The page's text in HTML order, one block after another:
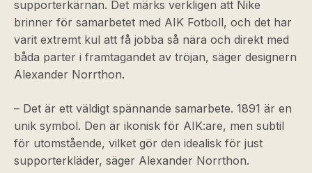
supporterkärnan. Det märks verkligen att Nike
brinner för samarbetet med AIK Fotboll, och det har
varit extremt kul att få jobba så nära och direkt med
båda parter i framtagandet av tröjan, säger designern
Alexander Norrthon.
– Det är ett väldigt spännande samarbete. 1891 är en
unik symbol. Den är ikonisk för AIK:are, men subtil
för utomstående, vilket gör den idealisk för just
supporterkläder, säger Alexander Norrthon.